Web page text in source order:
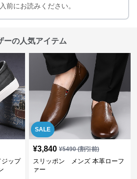
前にお読みください。
ーの人気アイテム
ジップ
SALE
¥3,840 ¥5490(割引前)
スリッポン メンズ 本革ローフ
ァー